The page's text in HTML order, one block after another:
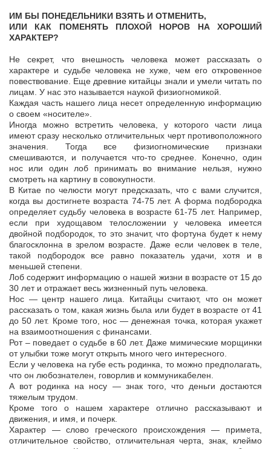
ИМ БЫ ПОНЕДЕЛЬНИКИ ВЗЯТЬ И ОТМЕНИТЬ,
ИЛИ КАК ПОМЕНЯТЬ ПЛОХОЙ НОРОВ НА ХОРОШИЙ
ХАРАКТЕР?
Не секрет, что внешность человека может рассказать о
характере и судьбе человека не хуже, чем его откровенное
повествование. Еще древние китайцы знали и умели читать по
лицам. У нас это называется наукой физиогномикой.
Каждая часть нашего лица несет определенную информацию
о своем «носителе».
Иногда можно встретить человека, у которого части лица
имеют сразу несколько отличительных черт противоположного
значения. Тогда все физиогномические признаки
смешиваются, и получается что-то среднее. Конечно, один
нос или один лоб принимать во внимание нельзя, нужно
смотреть на картину в совокупности.
В Китае по челюсти могут предсказать, что с вами случится,
когда вы достигнете возраста 74-75 лет. А форма подбородка
определяет судьбу человека в возрасте 61-75 лет. Например,
если при худощавом телосложении у человека имеется
двойной подбородок, то это значит, что фортуна будет к нему
благосклонна в зрелом возрасте. Даже если человек в теле,
такой подбородок все равно показатель удачи, хотя и в
меньшей степени.
Лоб содержит информацию о нашей жизни в возрасте от 15 до
30 лет и отражает весь жизненный путь человека.
Нос — центр нашего лица. Китайцы считают, что он может
рассказать о том, какая жизнь была или будет в возрасте от 41
до 50 лет. Кроме того, нос — денежная точка, которая укажет
на взаимоотношения с финансами.
Рот – поведает о судьбе в 60 лет. Даже мимические морщинки
от улыбки тоже могут открыть много чего интересного.
Если у человека на губе есть родинка, то можно предполагать,
что он любознателен, говорлив и коммуникабелен.
А вот родинка на носу — знак того, что деньги достаются
тяжелым трудом.
Кроме того о нашем характере отлично рассказывают и
движения, и имя, и почерк.
Характер — слово греческого происхождения — примета,
отличительное свойство, отличительная черта, знак, клеймо